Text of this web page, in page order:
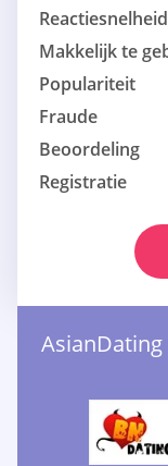
Reactiesnelheid
Makkelijk te
Populariteit
Fraude
Beoordeling
Registratie